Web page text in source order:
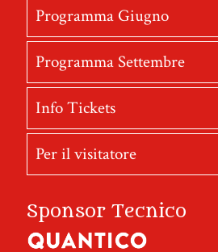
Programma Giugno
Programma Settembre
Info Tickets
Per il visitatore
Sponsor Tecnico